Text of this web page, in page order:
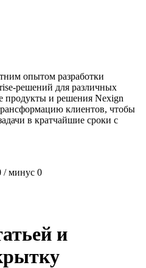
опытом разработки
решений для различных
продукты и решения Nexign
клиентов, чтобы
в кратчайшие сроки с
/ минус 0
и